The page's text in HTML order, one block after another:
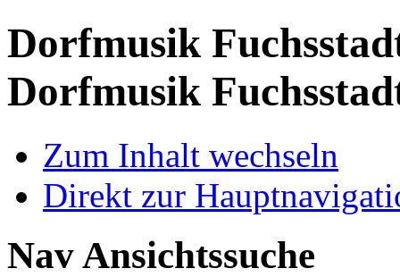
Dorfmusik
Dorfmusik
Zum Inhalt wechseln
Direkt zur
Nav Ansichtssuche